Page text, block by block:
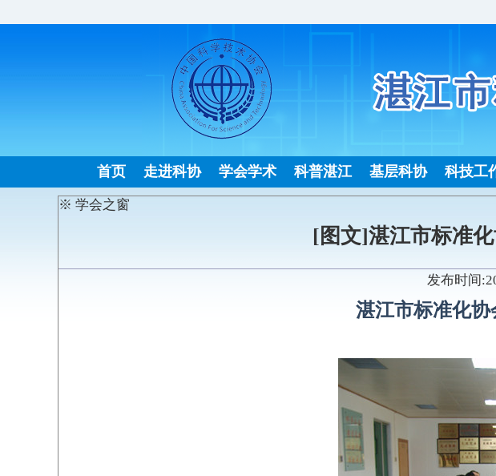
首页 走进科协 学会学术 科普湛江 基层科协 科技工
※ 学会之窗
[图文]湛江市标准
发布时间
湛江市标准化